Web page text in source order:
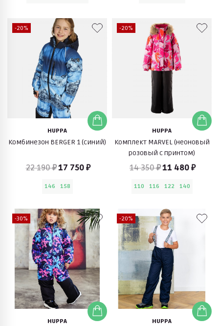
-20%
HUPPA
Комбинезон BERGER 1 (синий)
22 190 ₽17 750 ₽
146 158
-20%
HUPPA
Комплект MARVEL (неоновый
розовый с принтом)
14 350 ₽11 480 ₽
110 116 122 140
-30%
HUPPA
-20%
HUPPA